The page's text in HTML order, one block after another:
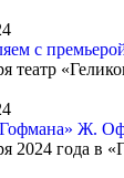
с
театр
Ж.
2024 года в